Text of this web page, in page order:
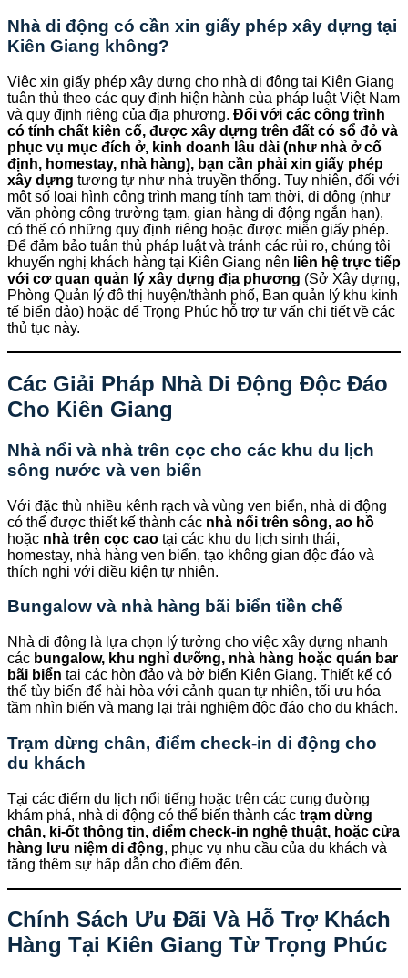
Nhà di động có cần xin giấy phép xây dựng tại
Kiên Giang không?
Việc xin giấy phép xây dựng cho nhà di động tại Kiên Giang
tuân thủ theo các quy định hiện hành của pháp luật Việt Nam
và quy định riêng của địa phương. Đối với các công trình
có tính chất kiên cố, được xây dựng trên đất có sổ đỏ và
phục vụ mục đích ở, kinh doanh lâu dài (như nhà ở cố
định, homestay, nhà hàng), bạn cần phải xin giấy phép
xây dựng tương tự như nhà truyền thống. Tuy nhiên, đối với
một số loại hình công trình mang tính tạm thời, di động (như
văn phòng công trường tạm, gian hàng di động ngắn hạn),
có thể có những quy định riêng hoặc được miễn giấy phép.
Để đảm bảo tuân thủ pháp luật và tránh các rủi ro, chúng tôi
khuyến nghị khách hàng tại Kiên Giang nên liên hệ trực tiếp
với cơ quan quản lý xây dựng địa phương (Sở Xây dựng,
Phòng Quản lý đô thị huyện/thành phố, Ban quản lý khu kinh
tế biển đảo) hoặc để Trọng Phúc hỗ trợ tư vấn chi tiết về các
thủ tục này.
Các Giải Pháp Nhà Di Động Độc Đáo
Cho Kiên Giang
Nhà nổi và nhà trên cọc cho các khu du lịch
sông nước và ven biển
Với đặc thù nhiều kênh rạch và vùng ven biển, nhà di động
có thể được thiết kế thành các nhà nổi trên sông, ao hồ
hoặc nhà trên cọc cao tại các khu du lịch sinh thái,
homestay, nhà hàng ven biển, tạo không gian độc đáo và
thích nghi với điều kiện tự nhiên.
Bungalow và nhà hàng bãi biển tiền chế
Nhà di động là lựa chọn lý tưởng cho việc xây dựng nhanh
các bungalow, khu nghỉ dưỡng, nhà hàng hoặc quán bar
bãi biển tại các hòn đảo và bờ biển Kiên Giang. Thiết kế có
thể tùy biến để hài hòa với cảnh quan tự nhiên, tối ưu hóa
tầm nhìn biển và mang lại trải nghiệm độc đáo cho du khách.
Trạm dừng chân, điểm check-in di động cho
du khách
Tại các điểm du lịch nổi tiếng hoặc trên các cung đường
khám phá, nhà di động có thể biến thành các trạm dừng
chân, ki-ốt thông tin, điểm check-in nghệ thuật, hoặc cửa
hàng lưu niệm di động, phục vụ nhu cầu của du khách và
tăng thêm sự hấp dẫn cho điểm đến.
Chính Sách Ưu Đãi Và Hỗ Trợ Khách
Hàng Tại Kiên Giang Từ Trọng Phúc